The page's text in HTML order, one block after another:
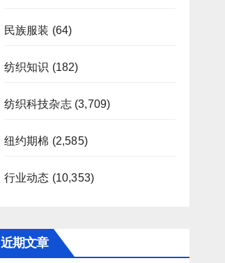
民族服装 (64)
纺织知识 (182)
纺织科技杂志(3,709)
纽约期棉 (2,585)
行业动态 (10,353)
近期文章